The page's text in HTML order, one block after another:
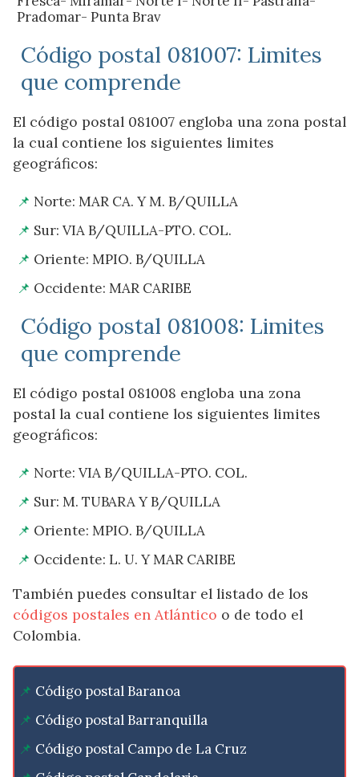
Pradomar- Punta Brav
Código postal 081007: Limites
que comprende
El código postal 081007 engloba una zona postal
la cual contiene los siguientes limites
geográficos:
Norte: MAR CA. Y M. B/QUILLA
Sur: VIA B/QUILLA-PTO. COL.
Oriente: MPIO. B/QUILLA
Occidente: MAR CARIBE
Código postal 081008: Limites
que comprende
El código postal 081008 engloba una zona
postal la cual contiene los siguientes limites
geográficos:
Norte: VIA B/QUILLA-PTO. COL.
Sur: M. TUBARA Y B/QUILLA
Oriente: MPIO. B/QUILLA
Occidente: L. U. Y MAR CARIBE
También puedes consultar el listado de los
códigos postales en Atlántico o de todo el
Colombia.
Código postal Baranoa
Código postal Barranquilla
Código postal Campo de La Cruz